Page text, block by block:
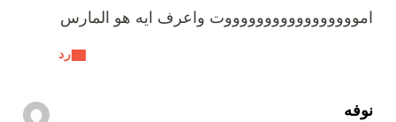
رد
اموووووووووووووووووت واعرف ايه هو المارس
نوفه